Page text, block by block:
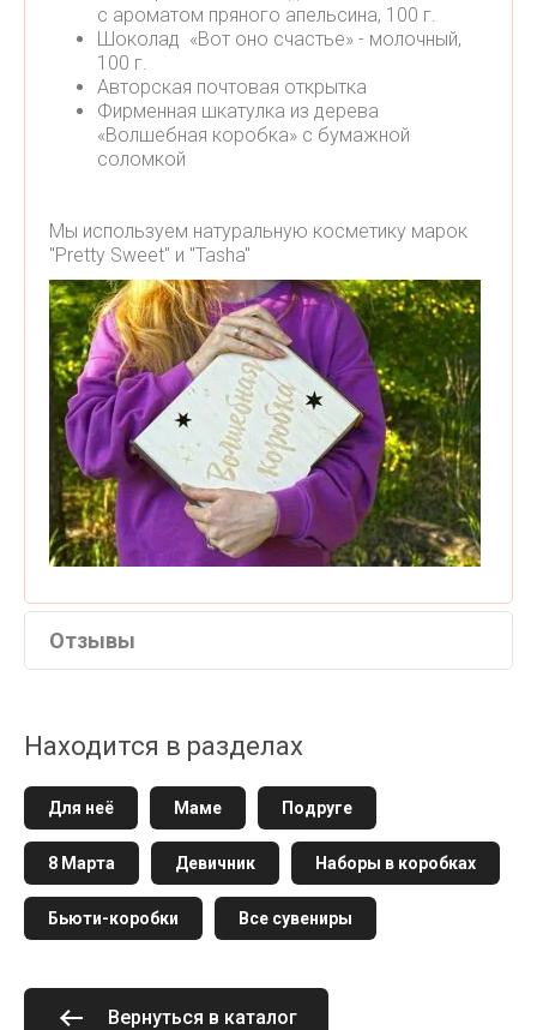
с ароматом пряного апельсина, 100 г.
Шоколад «Вот оно счастье» - молочный,
100 г.
Авторская почтовая открытка
Фирменная шкатулка из дерева
«Волшебная коробка» с бумажной
соломкой
Мы используем натуральную косметику марок
"Pretty Sweet" и "Tasha"
Отзывы
Находится в разделах
Для неё Маме Подруге
8 Марта Девичник Наборы в коробках
Бьюти-коробки Все сувениры
Вернуться в каталог